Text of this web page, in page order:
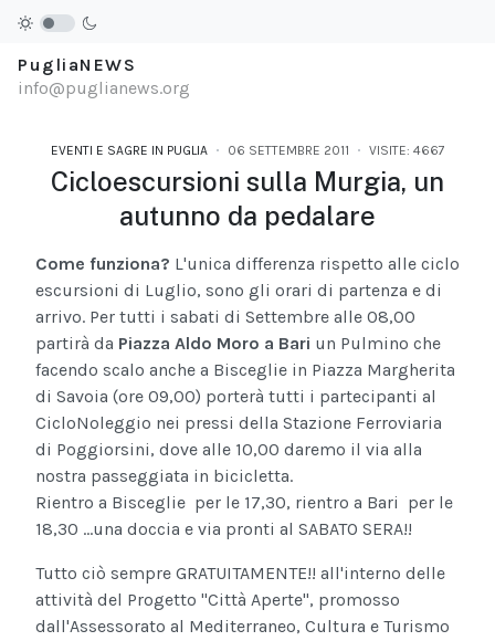
PugliaNEWS
info@puglianews.org
EVENTI E SAGRE IN PUGLIA 06 SETTEMBRE 2011 VISITE: 4667
Cicloescursioni sulla Murgia, un
autunno da pedalare
Come funziona? L'unica differenza rispetto alle ciclo
escursioni di Luglio, sono gli orari di partenza e di
arrivo. Per tutti i sabati di Settembre alle 08,00
partirà da Piazza Aldo Moro a Bari un Pulmino che
facendo scalo anche a Bisceglie in Piazza Margherita
di Savoia (ore 09,00) porterà tutti i partecipanti al
CicloNoleggio nei pressi della Stazione Ferroviaria
di Poggiorsini, dove alle 10,00 daremo il via alla
nostra passeggiata in bicicletta.
Rientro a Bisceglie per le 17,30, rientro a Bari per le
18,30 ...una doccia e via pronti al SABATO SERA!!
Tutto ciò sempre GRATUITAMENTE!! all'interno delle
attività del Progetto "Città Aperte", promosso
dall'Assessorato al Mediterraneo, Cultura e Turismo